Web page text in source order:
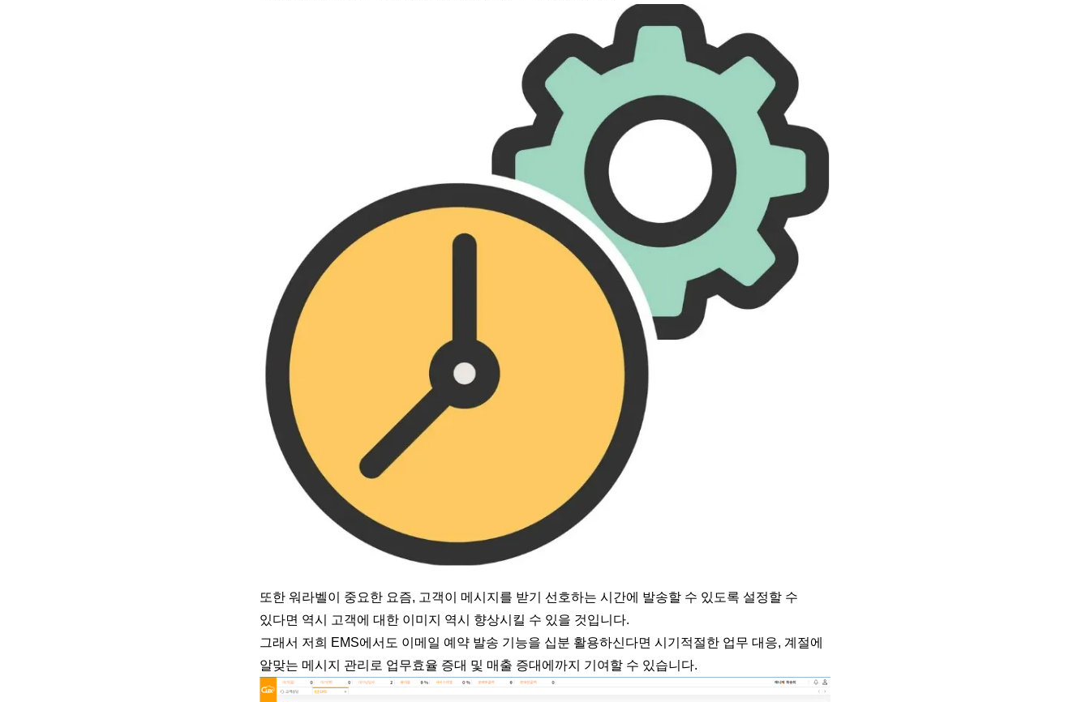
또한 워라벨이 중요한 요즘, 고객이 메시지를 받기 선호하는 시간에 발송할 수 있도록 설정할 수
있다면 역시 고객에 대한 이미지 역시 향상시킬 수 있을 것입니다.
그래서 저희 EMS에서도 이메일 예약 발송 기능을 십분 활용하신다면 시기적절한 업무 대응, 계절에
알맞는 메시지 관리로 업무효율 증대 및 매출 증대에까지 기여할 수 있습니다.